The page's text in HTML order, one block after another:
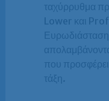
ταχύρρυθμα
Lower και
Ευρωδιάσταση
που
τάξη.